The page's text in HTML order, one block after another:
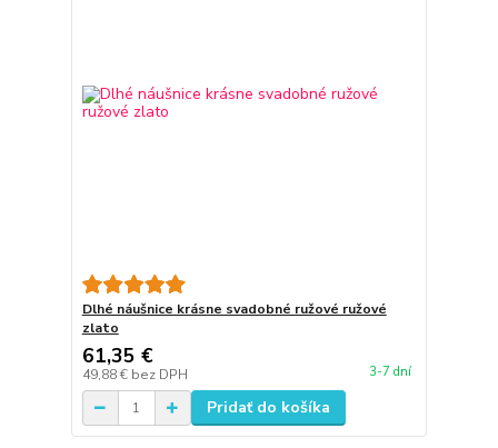
Dlhé náušnice krásne svadobné ružové ružové
zlato
61,35 €
49,88 € bez DPH 3-7 dní
Pridať do košíka